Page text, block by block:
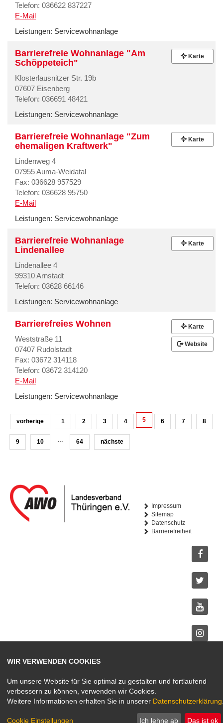
Telefon: 036622 837227
E-Mail
Leistungen: Servicewohnanlage
Barrierefreie Wohnanlage "Am
Schöppeteich"
Klosterlausnitzer Str. 19b
07607 Eisenberg
Telefon: 036691 48421
Leistungen: Servicewohnanlage
Karte
Barrierefreie Wohnanlage "Zum
ehemaligen Kraftwerk"
Lindenweg 4
07955 Auma-Weidatal
Fax: 036628 957529
Telefon: 036628 95750
E-Mail
Leistungen: Servicewohnanlage
Karte
Barrierefreie Wohnanlage
Lindenallee
Lindenallee 4
99310 Arnstadt
Telefon: 03628 66146
Leistungen: Servicewohnanlage
Karte
Barrierefreies Wohnen
Weststraße 11
07407 Rudolstadt
Fax: 03672 314118
Telefon: 03672 314120
E-Mail
Leistungen: Servicewohnanlage
Karte
Website
vorherige 1 2 3 4 5 6 7 8
9 10 … 64 nächste
Impressum
Sitemap
Datenschutz
Barrierefreiheit
WIR VERWENDEN COOKIES
Um unsere Website für Sie optimal zu gestalten und fortlaufend
verbessern zu können, verwenden wir Cookies.
Weitere Informationen erhalten Sie in unserer Datenschutzerklärung
Cookie Einstellungen Ich lehne ab Das ist ok